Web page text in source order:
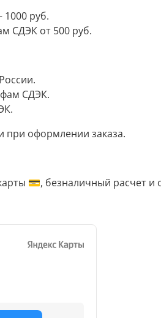
руб.
СДЭК от 500 руб.
СДЭК.
при оформлении заказа.
💳, безналичный расчет